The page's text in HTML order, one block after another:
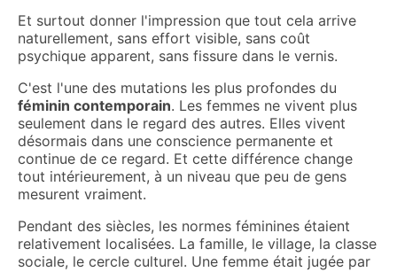
Et surtout donner l'impression que tout cela arrive
naturellement, sans effort visible, sans coût
psychique apparent, sans fissure dans le vernis.
C'est l'une des mutations les plus profondes du
féminin contemporain. Les femmes ne vivent plus
seulement dans le regard des autres. Elles vivent
désormais dans une conscience permanente et
continue de ce regard. Et cette différence change
tout intérieurement, à un niveau que peu de gens
mesurent vraiment.
Pendant des siècles, les normes féminines étaient
relativement localisées. La famille, le village, la classe
sociale, le cercle culturel. Une femme était jugée par